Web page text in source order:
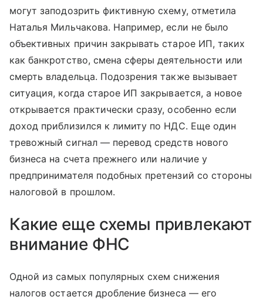
могут заподозрить фиктивную схему, отметила
Наталья Мильчакова. Например, если не было
объективных причин закрывать старое ИП, таких
как банкротство, смена сферы деятельности или
смерть владельца. Подозрения также вызывает
ситуация, когда старое ИП закрывается, а новое
открывается практически сразу, особенно если
доход приблизился к лимиту по НДС. Еще один
тревожный сигнал — перевод средств нового
бизнеса на счета прежнего или наличие у
предпринимателя подобных претензий со стороны
налоговой в прошлом.
Какие еще схемы привлекают
внимание ФНС
Одной из самых популярных схем снижения
налогов остается дробление бизнеса — его